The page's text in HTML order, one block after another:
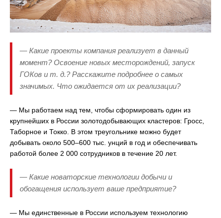
— Какие проекты компания реализует в данный
момент? Освоение новых месторождений, запуск
ГОКов и т. д.? Расскажите подробнее о самых
значимых. Что ожидается от их реализации?
— Мы работаем над тем, чтобы сформировать один из
крупнейших в России золотодобывающих кластеров: Гросс,
Таборное и Токко. В этом треугольнике можно будет
добывать около 500–600 тыс. унций в год и обеспечивать
работой более 2 000 сотрудников в течение 20 лет.
— Какие новаторские технологии добычи и
обогащения использует ваше предприятие?
— Мы единственные в России используем технологию